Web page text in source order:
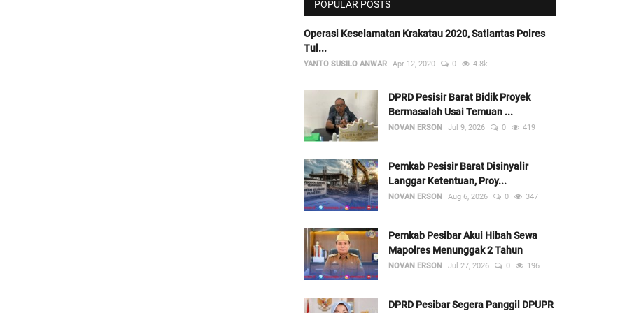
POPULAR POSTS
Operasi Keselamatan Krakatau 2020, Satlantas Polres
Tul...
YANTO SUSILO ANWAR Apr 12, 2020 0 4.8k
DPRD Pesisir Barat Bidik Proyek
Bermasalah Usai Temuan ...
NOVAN ERSON Jul 9, 2026 0 419
Pemkab Pesisir Barat Disinyalir
Langgar Ketentuan, Proy...
NOVAN ERSON Aug 6, 2026 0 347
Pemkab Pesibar Akui Hibah Sewa
Mapolres Menunggak 2 Tahun
NOVAN ERSON Jul 27, 2026 0 196
DPRD Pesibar Segera Panggil DPUPR